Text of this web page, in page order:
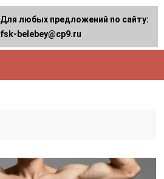
Для любых предложений по сайту:
fsk-belebey@cp9.ru